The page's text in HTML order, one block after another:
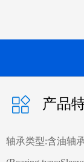
产品
轴承类型:含油轴